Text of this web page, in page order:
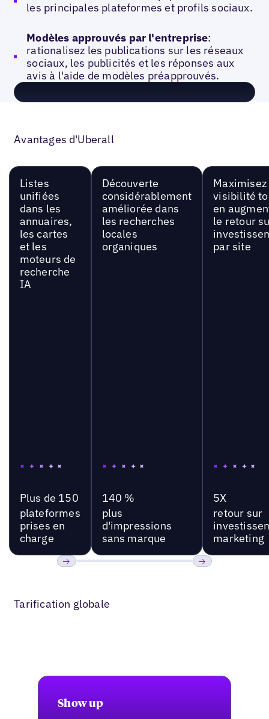
les principales plateformes et profils sociaux.
Modèles approuvés par l'entreprise:
rationalisez les publications sur les réseaux
sociaux, les publicités et les réponses aux
avis à l'aide de modèles préapprouvés.
Avantages d'Uberall
Listes
unifiées
dans les
annuaires,
les cartes
et les
moteurs de
recherche
IA
Plus de 150
plateformes
prises en
charge
Découverte
considérablement
améliorée dans
les recherches
locales
organiques
140 %
plus
d'impressions
sans marque
Maximisez
visibilité
en
le retour
par site
5X
retour sur
marketing
Tarification globale
Show up